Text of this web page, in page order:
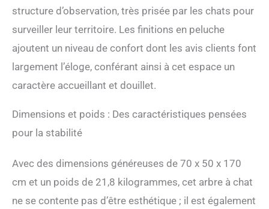
pratique. Satisfaire l'instinct
de grattage : Les poteaux
en sisal entièrement
enveloppés (diamètre 3,5"/9
cm) sont résistants à
satisfaisant complètement
chats et protégeant les
Détails attentionnés : Le
chat est de style moderne et
complète votre intérieur.
structure d’observation, très prisée par les chats pour
surveiller leur territoire. Les finitions en peluche
ajoutent un niveau de confort dont les avis clients font
largement l’éloge, conférant ainsi à cet espace un
caractère accueillant et douillet.
Dimensions et poids : Des caractéristiques pensées
pour la stabilité
Avec des dimensions généreuses de 70 x 50 x 170
cm et un poids de 21,8 kilogrammes, cet arbre à chat
ne se contente pas d’être esthétique ; il est également